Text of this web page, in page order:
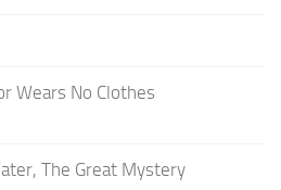
Wears No Clothes
The Great Mystery